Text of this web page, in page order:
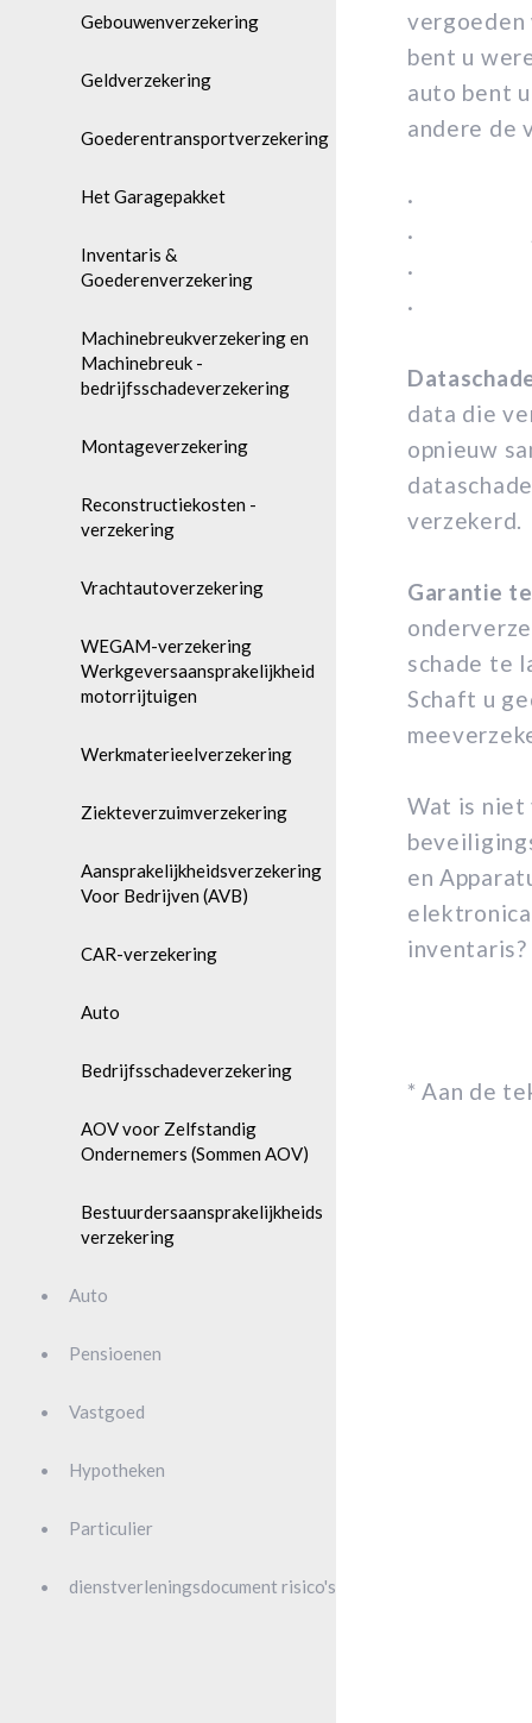
Gebouwenverzekering
Geldverzekering
Goederentransportverzekering
Het Garagepakket
Inventaris &
Goederenverzekering
Machinebreukverzekering en
Machinebreuk -
bedrijfsschadeverzekering
Montageverzekering
Reconstructiekosten -
verzekering
Vrachtautoverzekering
WEGAM-verzekering
Werkgeversaansprakelijkheid
motorrijtuigen
Werkmaterieelverzekering
Ziekteverzuimverzekering
Aansprakelijkheidsverzekering
Voor Bedrijven (AVB)
CAR-verzekering
Auto
Bedrijfsschadeverzekering
AOV voor Zelfstandig
Ondernemers (Sommen AOV)
Bestuurdersaansprakelijkheids
verzekering
Auto
Pensioenen
Vastgoed
Hypotheken
Particulier
dienstverleningsdocument risico's
vergoeden
bent u
auto bent
andere de
·
·
·
·
data die
opnieuw
verzekerd.
Garantie
schade te
Schaft u
Wat is niet
en
* Aan de